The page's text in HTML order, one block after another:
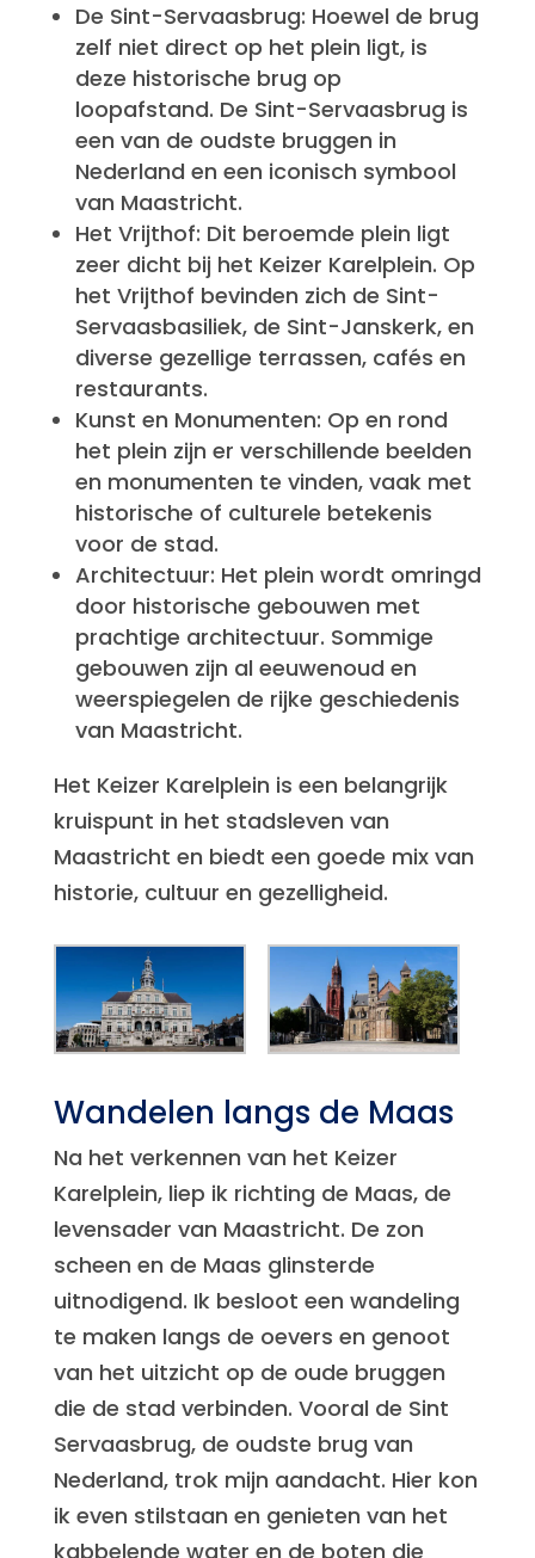
De Sint-Servaasbrug: Hoewel de brug
zelf niet direct op het plein ligt, is
deze historische brug op
loopafstand. De Sint-Servaasbrug is
een van de oudste bruggen in
Nederland en een iconisch symbool
van Maastricht.
Het Vrijthof: Dit beroemde plein ligt
zeer dicht bij het Keizer Karelplein. Op
het Vrijthof bevinden zich de Sint-
Servaasbasiliek, de Sint-Janskerk, en
diverse gezellige terrassen, cafés en
restaurants.
Kunst en Monumenten: Op en rond
het plein zijn er verschillende beelden
en monumenten te vinden, vaak met
historische of culturele betekenis
voor de stad.
Architectuur: Het plein wordt omringd
door historische gebouwen met
prachtige architectuur. Sommige
gebouwen zijn al eeuwenoud en
weerspiegelen de rijke geschiedenis
van Maastricht.
Het Keizer Karelplein is een belangrijk
kruispunt in het stadsleven van
Maastricht en biedt een goede mix van
historie, cultuur en gezelligheid.
Wandelen langs de Maas
Na het verkennen van het Keizer
Karelplein, liep ik richting de Maas, de
levensader van Maastricht. De zon
scheen en de Maas glinsterde
uitnodigend. Ik besloot een wandeling
te maken langs de oevers en genoot
van het uitzicht op de oude bruggen
die de stad verbinden. Vooral de Sint
Servaasbrug, de oudste brug van
Nederland, trok mijn aandacht. Hier kon
ik even stilstaan en genieten van het
kabbelende water en de boten die